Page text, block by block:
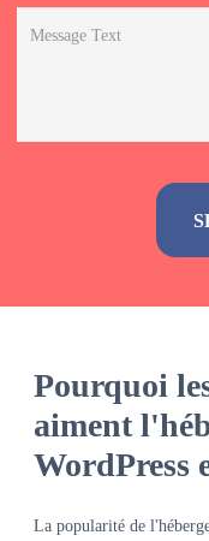
Pourquoi
aiment
WordPress
La popularité de